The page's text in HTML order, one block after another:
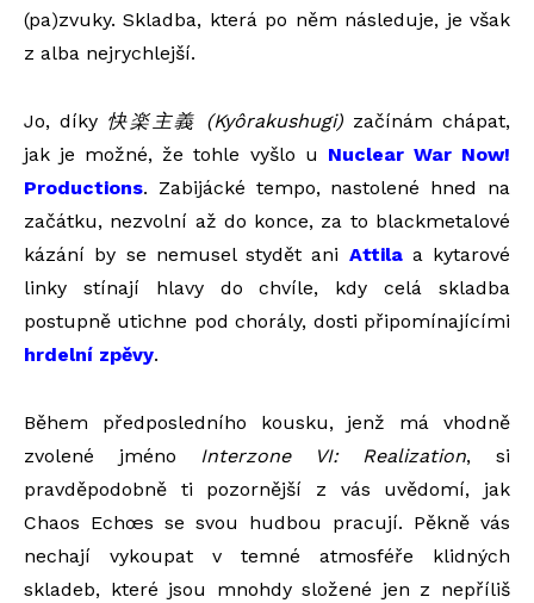
(pa)zvuky. Skladba, která po něm následuje, je však
z alba nejrychlejší.
Jo, díky 快楽主義 (Kyôrakushugi) začínám chápat,
jak je možné, že tohle vyšlo u Nuclear War Now!
Productions. Zabijácké tempo, nastolené hned na
začátku, nezvolní až do konce, za to blackmetalové
kázání by se nemusel stydět ani Attilaa kytarové
linky stínají hlavy do chvíle, kdy celá skladba
postupně utichne pod chorály, dosti připomínajícími
hrdelní zpěvy.
Během předposledního kousku, jenž má vhodně
zvolené jméno Interzone VI: Realization, si
pravděpodobně ti pozornější z vás uvědomí, jak
Chaos Echœs se svou hudbou pracují. Pěkně vás
nechají vykoupat v temné atmosféře klidných
skladeb, které jsou mnohdy složené jen z nepříliš